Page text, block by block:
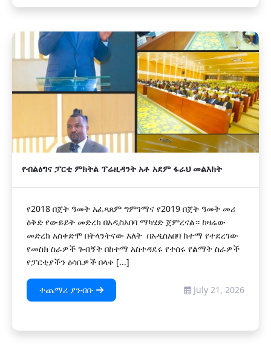
የብልፅግና ፓርቲ ምክትል ፕሬዚዳንት አቶ አደም ፋራህ መልእክት
የ2018 በጀት ዓመት አፈጻጸም ግምገማና የ2019 በጀት ዓመት መሪ
ዕቅድ የውይይት መድረክ በአዲስአበባ ማካሄድ ጀምረናል። ከዛሬው
መድረክ አስቀድሞ በትላንትናው እለት በአዲስአበባ ከተማ የተደረገው
የመስክ ስራዎች ጉብኝት በከተማ አስተዳደሩ የተሰሩ የልማት ስራዎች
የፓርቲያችን ዕሳቤዎች በላቀ [...]
ተጨማሪ ያንብቡ July 21, 2026